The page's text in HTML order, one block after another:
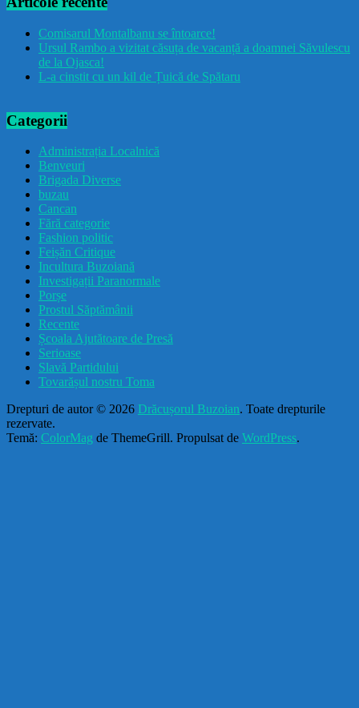
Comisarul Montalbanu se întoarce!
Ursul Rambo a vizitat căsuța de vacanță a doamnei Săvulescu
de la Ojasca!
L-a cinstit cu un kil de Țuică de Spătaru
Categorii
Administrația Localnică
Benveuri
Brigada Diverse
buzau
Cancan
Fără categorie
Fashion politic
Feișăn Critique
Incultura Buzoiană
Investigații Paranormale
Porșe
Prostul Săptămânii
Recente
Școala Ajutătoare de Presă
Serioase
Slavă Partidului
Tovarășul nostru Toma
Drepturi de autor © 2026 Drăcușorul Buzoian. Toate drepturile
rezervate.
Temă: ColorMag de ThemeGrill. Propulsat de WordPress.